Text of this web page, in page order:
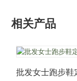
相关产品
批发女士跑步鞋